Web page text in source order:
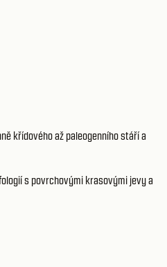
křídového až paleogenního stáří a
s povrchovými krasovými jevy a